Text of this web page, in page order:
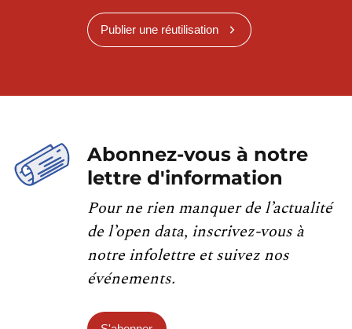
Publier une réutilisation
Abonnez-vous à notre
lettre d'information
Pour ne rien manquer de l’actualité
de l’open data, inscrivez-vous à
notre infolettre et suivez nos
événements.